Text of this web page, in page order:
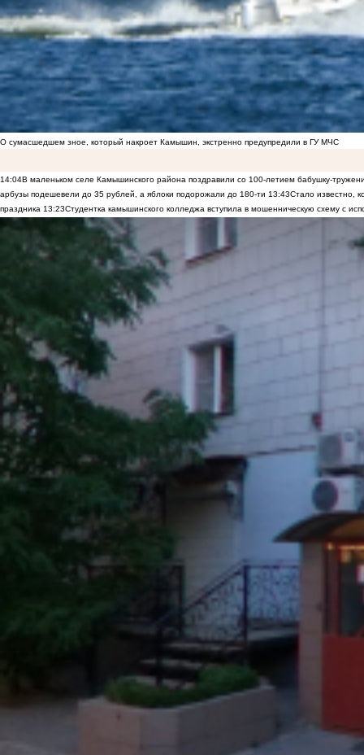
О сумасшедшем зное, который накроет Камышин, экстренно предупредили в ГУ МЧС
14:04В маленьком селе Камышинского района поздравили со 100-летием бабушку-
арбузы подешевели до 35 рублей, а яблоки подорожали до 180-ти 13:43Стало известно,
праздника 13:23Студентка камышинского колледжа вступила в мошенническую схему с